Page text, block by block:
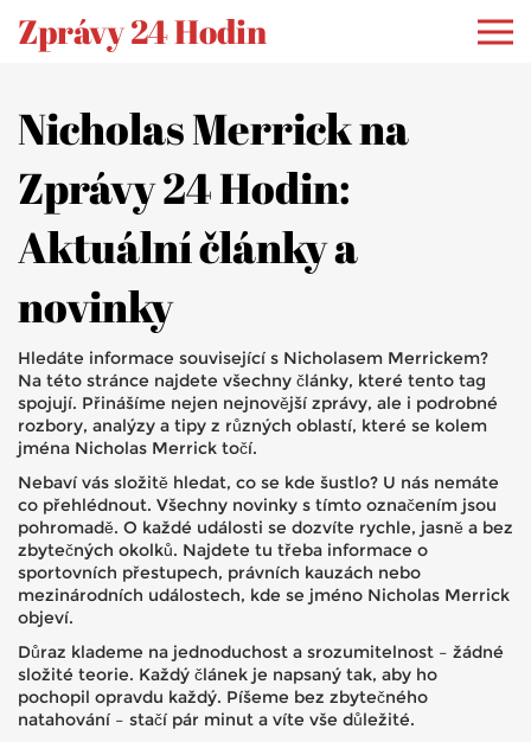
Zprávy 24 Hodin
Nicholas Merrick na
Zprávy 24 Hodin:
Aktuální články a
novinky
Hledáte informace související s Nicholasem Merrickem?
Na této stránce najdete všechny články, které tento tag
spojují. Přinášíme nejen nejnovější zprávy, ale i podrobné
rozbory, analýzy a tipy z různých oblastí, které se kolem
jména Nicholas Merrick točí.
Nebaví vás složitě hledat, co se kde šustlo? U nás nemáte
co přehlédnout. Všechny novinky s tímto označením jsou
pohromadě. O každé události se dozvíte rychle, jasně a bez
zbytečných okolků. Najdete tu třeba informace o
sportovních přestupech, právních kauzách nebo
mezinárodních událostech, kde se jméno Nicholas Merrick
objeví.
Důraz klademe na jednoduchost a srozumitelnost – žádné
složité teorie. Každý článek je napsaný tak, aby ho
pochopil opravdu každý. Píšeme bez zbytečného
natahování – stačí pár minut a víte vše důležité.